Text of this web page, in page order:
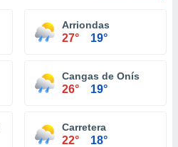
Arriondas
27° 19°
Cangas de Onís
26° 19°
Carretera
22° 18°